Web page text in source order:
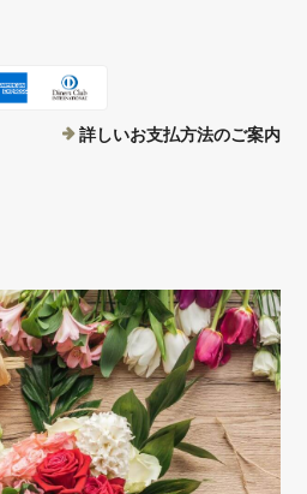
詳しいお支払方法のご案内